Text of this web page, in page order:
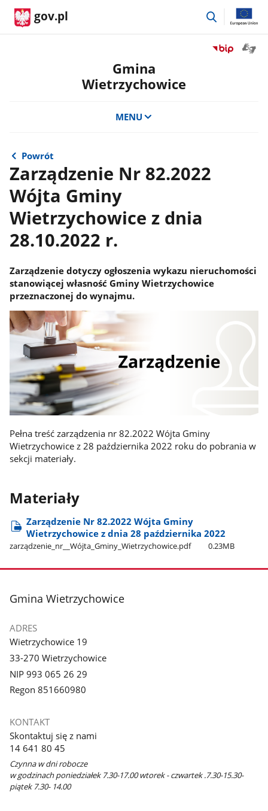
gov.pl
przejdź
Przejdź
Gmina
Wietrzychowice
MENU
Powrót
Zarządzenie Nr 82.2022
Wójta Gminy
Wietrzychowice z dnia
28.10.2022 r.
Zarządzenie dotyczy ogłoszenia wykazu nieruchomości
stanowiącej własność Gminy Wietrzychowice
przeznaczonej do wynajmu.
Pełna treść zarządzenia nr 82.2022 Wójta Gminy
Wietrzychowice z 28 października 2022 roku do pobrania w
sekcji materiały.
Materiały
Zarządzenie Nr 82.2022 Wójta Gminy
Wietrzychowice z dnia 28 października 2022
zarządzenie​_nr​_​_Wójta​_Gminy​_Wietrzychowice.pdf 0.23MB
stopka
Gmina Wietrzychowice
ADRES
Wietrzychowice 19
33-270 Wietrzychowice
NIP 993 065 26 29
Regon 851660980
KONTAKT
Skontaktuj się z nami
14 641 80 45
Czynna w dni robocze
w godzinach poniedziałek 7.30-17.00 wtorek - czwartek .7.30-15.30-
piątek 7.30- 14.00